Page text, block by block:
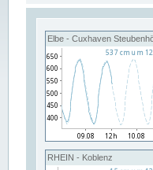
Elbe - Cuxhaven
RHEIN - Koblenz